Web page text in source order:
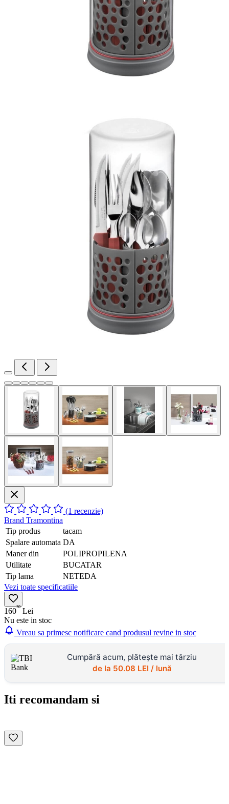
(1 recenzie)
Brand Tramontina
Tip produs
tacam
Spalare automata DA
Maner din
POLIPROPILENA
Utilitate
BUCATAR
Tip lama
NETEDA
Vezi toate specificatiile
16030 Lei
Nu este in stoc
Vreau sa primesc notificare cand produsul revine in stoc
Cumpără acum, plătește mai târziu
de la 50.08 LEI / lună
Iti recomandam si